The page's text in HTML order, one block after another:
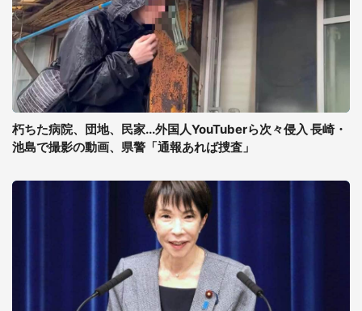
朽ちた病院、団地、民家...外国人YouTuberら次々侵入 長崎・
池島で撮影の動画、県警「通報あれば捜査」